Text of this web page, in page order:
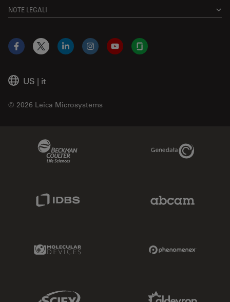
NOTE LEGALI
US | it
© 2026 Leica Microsystems
Facebook
X LinkedInInstagramYouTubeGlassdoor
Genedata Link
Molecular Devices Link
Sciex Link